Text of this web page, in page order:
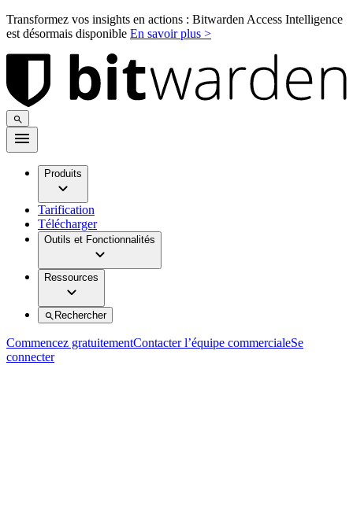
Transformez vos insights en actions : Bitwarden Access Intelligence
est désormais disponible En savoir plus >
Produits
Tarification
Télécharger
Outils et Fonctionnalités
Ressources
Rechercher
Commencez gratuitementContacter l’équipe commercialeSe
connecter